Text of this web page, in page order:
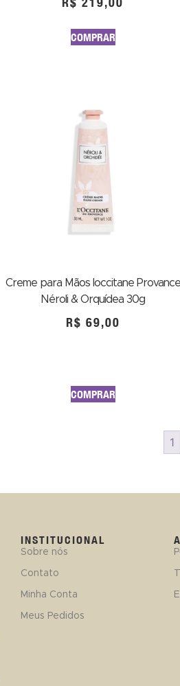
COMPRAR
Creme para Mãos loccitane Provance
Néroli & Orquídea 30g
R$ 69,00
COMPRAR
1
INSTITUCIONAL
Sobre nós
Contato
Minha Conta
Meus Pedidos